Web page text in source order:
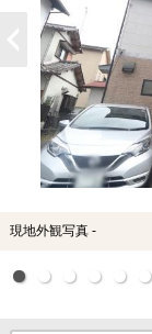
現地外観写真 -